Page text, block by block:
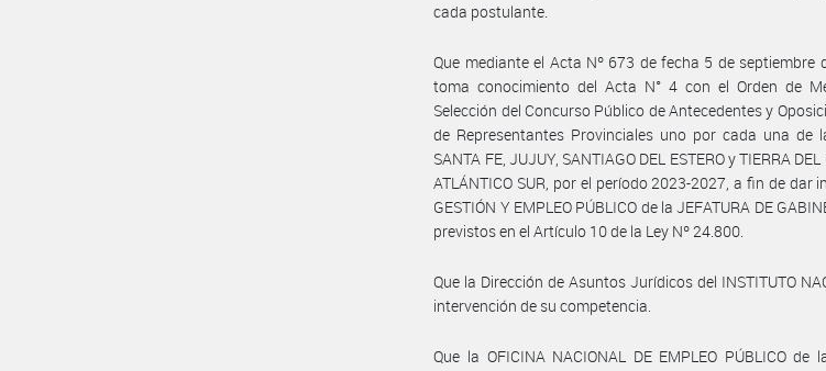
cada postulante.
Que mediante el Acta Nº 673 de fecha 5 de septiembre
toma conocimiento del Acta N° 4 con el Orden de
Selección del Concurso Público de Antecedentes y
de Representantes Provinciales uno por cada una de
SANTA FE, JUJUY, SANTIAGO DEL ESTERO y TIERRA
ATLÁNTICO SUR, por el período 2023-2027, a fin de dar
GESTIÓN Y EMPLEO PÚBLICO de la JEFATURA DE
previstos en el Artículo 10 de la Ley Nº 24.800.
Que la Dirección de Asuntos Jurídicos del INSTITUTO
intervención de su competencia.
Que la OFICINA NACIONAL DE EMPLEO PÚBLICO de